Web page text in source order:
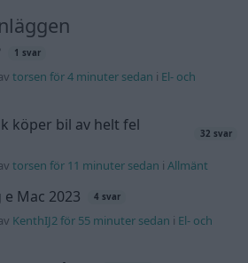
nyss-tråden
The-GOAT för 2 timmar sedan
till d5252t
DSG Växellåda bråkar
ström till